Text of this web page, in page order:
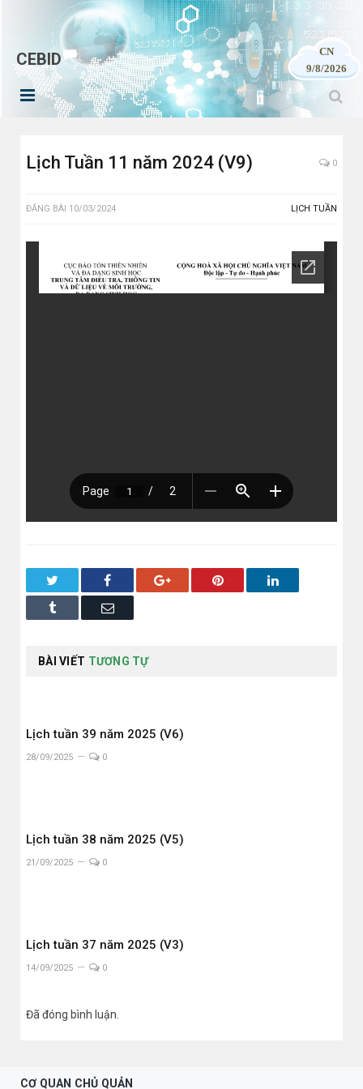
CEBID
CN
9/8/2026
Lịch Tuần 11 năm 2024 (V9) 0
ĐĂNG BÀI 10/03/2024 LỊCH TUẦN
Facebook Google+ Pinterest LinkedIn
Tumblr Email
BÀI VIẾT TƯƠNG TỰ
Lịch tuần 39 năm 2025 (V6)
28/09/2025 0
Lịch tuần 38 năm 2025 (V5)
21/09/2025 0
Lịch tuần 37 năm 2025 (V3)
14/09/2025 0
Đã đóng bình luận.
CƠ QUAN CHỦ QUẢN